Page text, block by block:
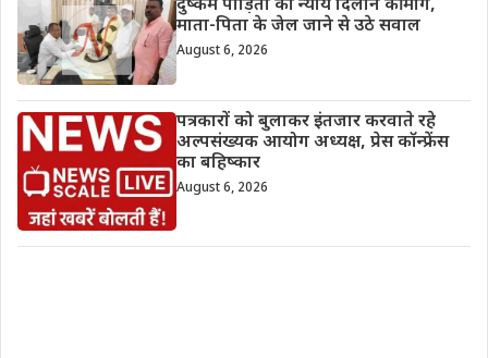
दुष्कर्म पीड़िता को न्याय दिलाने की मांग,
माता-पिता के जेल जाने से उठे सवाल
August 6, 2026
पत्रकारों को बुलाकर इंतजार करवाते रहे
अल्पसंख्यक आयोग अध्यक्ष, प्रेस कॉन्फ्रेंस
का बहिष्कार
August 6, 2026